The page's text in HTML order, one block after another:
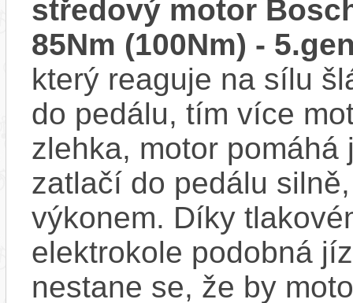
středový motor
85Nm (100Nm) -
který reaguje na sílu
do pedálu, tím více
zlehka, motor
zatlačí do pedálu
výkonem. Díky
elektrokole podobná
nestane se, že by